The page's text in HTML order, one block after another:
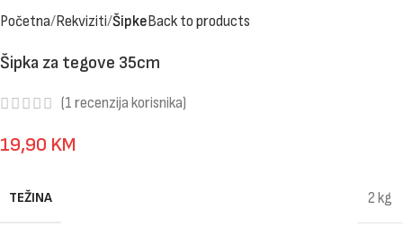
Početna Rekviziti ŠipkeBack to products
Šipka za tegove 35cm
(1 recenzija korisnika)
19,90 KM
TEŽINA 2 kg